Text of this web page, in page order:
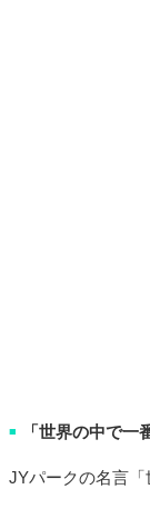
■ 「世界の中で一
JYパークの名言「